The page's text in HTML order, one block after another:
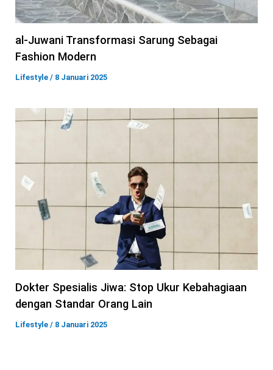
al-Juwani Transformasi Sarung Sebagai
Fashion Modern
Lifestyle / 8 Januari 2025
Dokter Spesialis Jiwa: Stop Ukur Kebahagiaan
dengan Standar Orang Lain
Lifestyle / 8 Januari 2025